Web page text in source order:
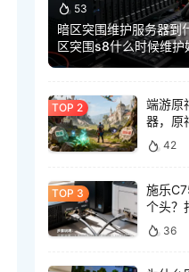
53
暗区突围维护服务器到
区突围s8什么时候维护
端游原
器，原
服有什
42
施乐
个头？
线接口
36